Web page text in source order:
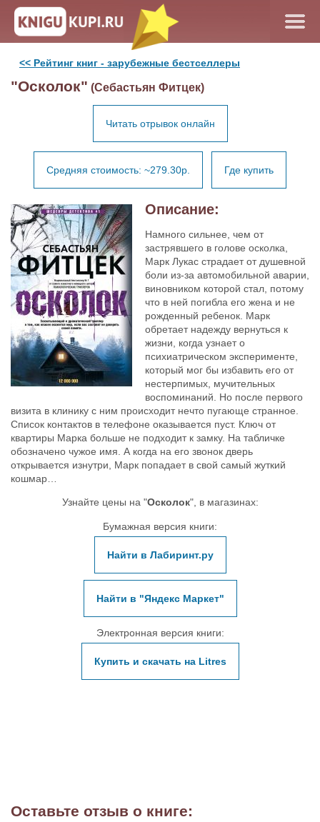
<< Рейтинг книг - зарубежные бестселлеры
"Осколок" (Себастьян Фитцек)
Читать отрывок онлайн
Средняя стоимость: ~279.30р. Где купить
Описание:
Намного сильнее, чем от
застрявшего в голове осколка,
Марк Лукас страдает от душевной
боли из-за автомобильной аварии,
виновником которой стал, потому
что в ней погибла его жена и не
рожденный ребенок. Марк
обретает надежду вернуться к
жизни, когда узнает о
психиатрическом эксперименте,
который мог бы избавить его от
нестерпимых, мучительных
воспоминаний. Но после первого
визита в клинику с ним происходит нечто пугающе странное.
Список контактов в телефоне оказывается пуст. Ключ от
квартиры Марка больше не подходит к замку. На табличке
обозначено чужое имя. А когда на его звонок дверь
открывается изнутри, Марк попадает в свой самый жуткий
кошмар…
Узнайте цены на "Осколок", в магазинах:
Бумажная версия книги:
Найти в Лабиринт.ру
Найти в "Яндекс Маркет"
Электронная версия книги:
Купить и скачать на Litres
Оставьте отзыв о книге: